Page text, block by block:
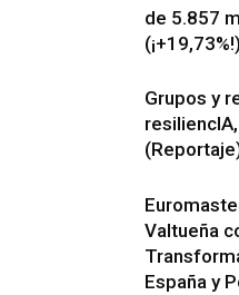
de 5.857
Grupos y
Valtueña
España y